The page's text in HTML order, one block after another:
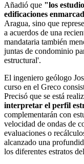
Añadió que "los
edificaciones
Aragua, sino que
a acuerdos de una
mandataria también
juntas de condominio
estructural'.
El ingeniero geólogo
curso en el Greco
Precisó que se está
interpretar el perfil
complementarán con
velocidad de ondas de
evaluaciones o
alcanzado una
los diferentes estratos